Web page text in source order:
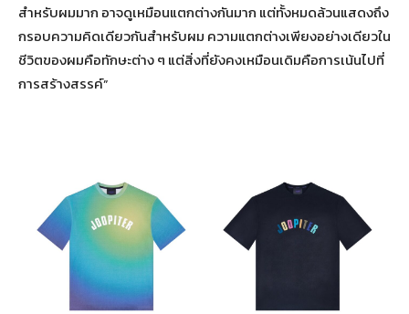
สำหรับผมมาก อาจดูเหมือนแตกต่างกันมาก แต่ทั้งหมดล้วนแสดงถึง
กรอบความคิดเดียวกันสำหรับผม ความแตกต่างเพียงอย่างเดียวใน
ชีวิตของผมคือทักษะต่าง ๆ แต่สิ่งที่ยังคงเหมือนเดิมคือการเน้นไปที่
การสร้างสรรค์”